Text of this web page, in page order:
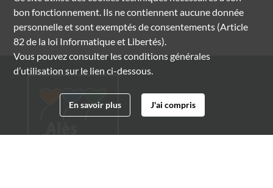
bon fonctionnement. Ils ne contiennent aucune donnée
personnelle et sont exemptés de consentements (Article
82 de la loi Informatique et Libertés).
Vous pouvez consulter les conditions générales
d’utilisation sur le lien ci-dessous.
En savoir plus J'ai compris